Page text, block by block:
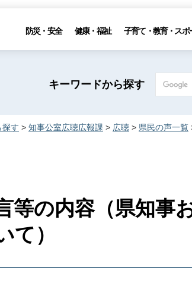
防災・安全 健康・福祉 子育て・教育・スポ
キーワードから探す
探す > 知事公室広聴広報課 > 広聴 > 県民の声一覧
等の内容（県知事
て）